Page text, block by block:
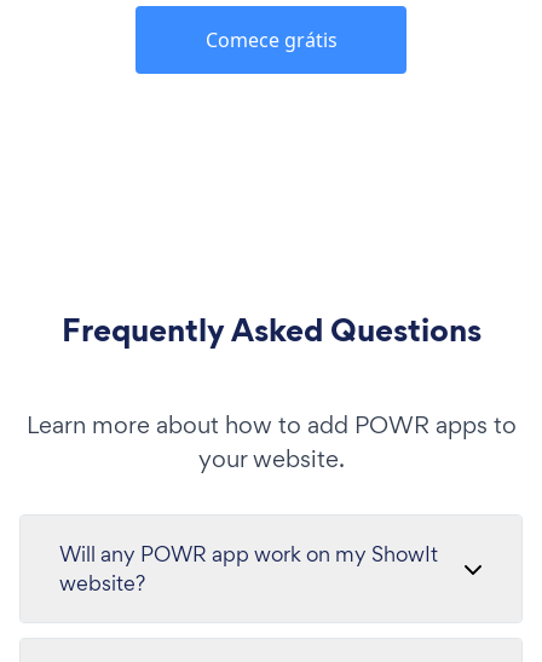
Comece grátis
Frequently Asked Questions
Learn more about how to add POWR apps to
your website.
Will any POWR app work on my ShowIt
website?